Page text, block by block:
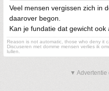
Veel mensen vergissen zich in
daarover begon.
Kan je fundatie dat gewicht ook
Reason is not automatic, those who deny it
Discuseren met domme mensen verlies ik
lullen.
▼ Advertentie